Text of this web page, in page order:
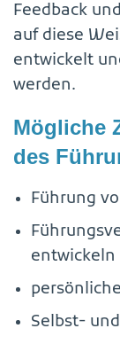
Feedback
auf diese
entwickelt
werden.
Mögliche
des
Führung
entwickeln
Selbst-